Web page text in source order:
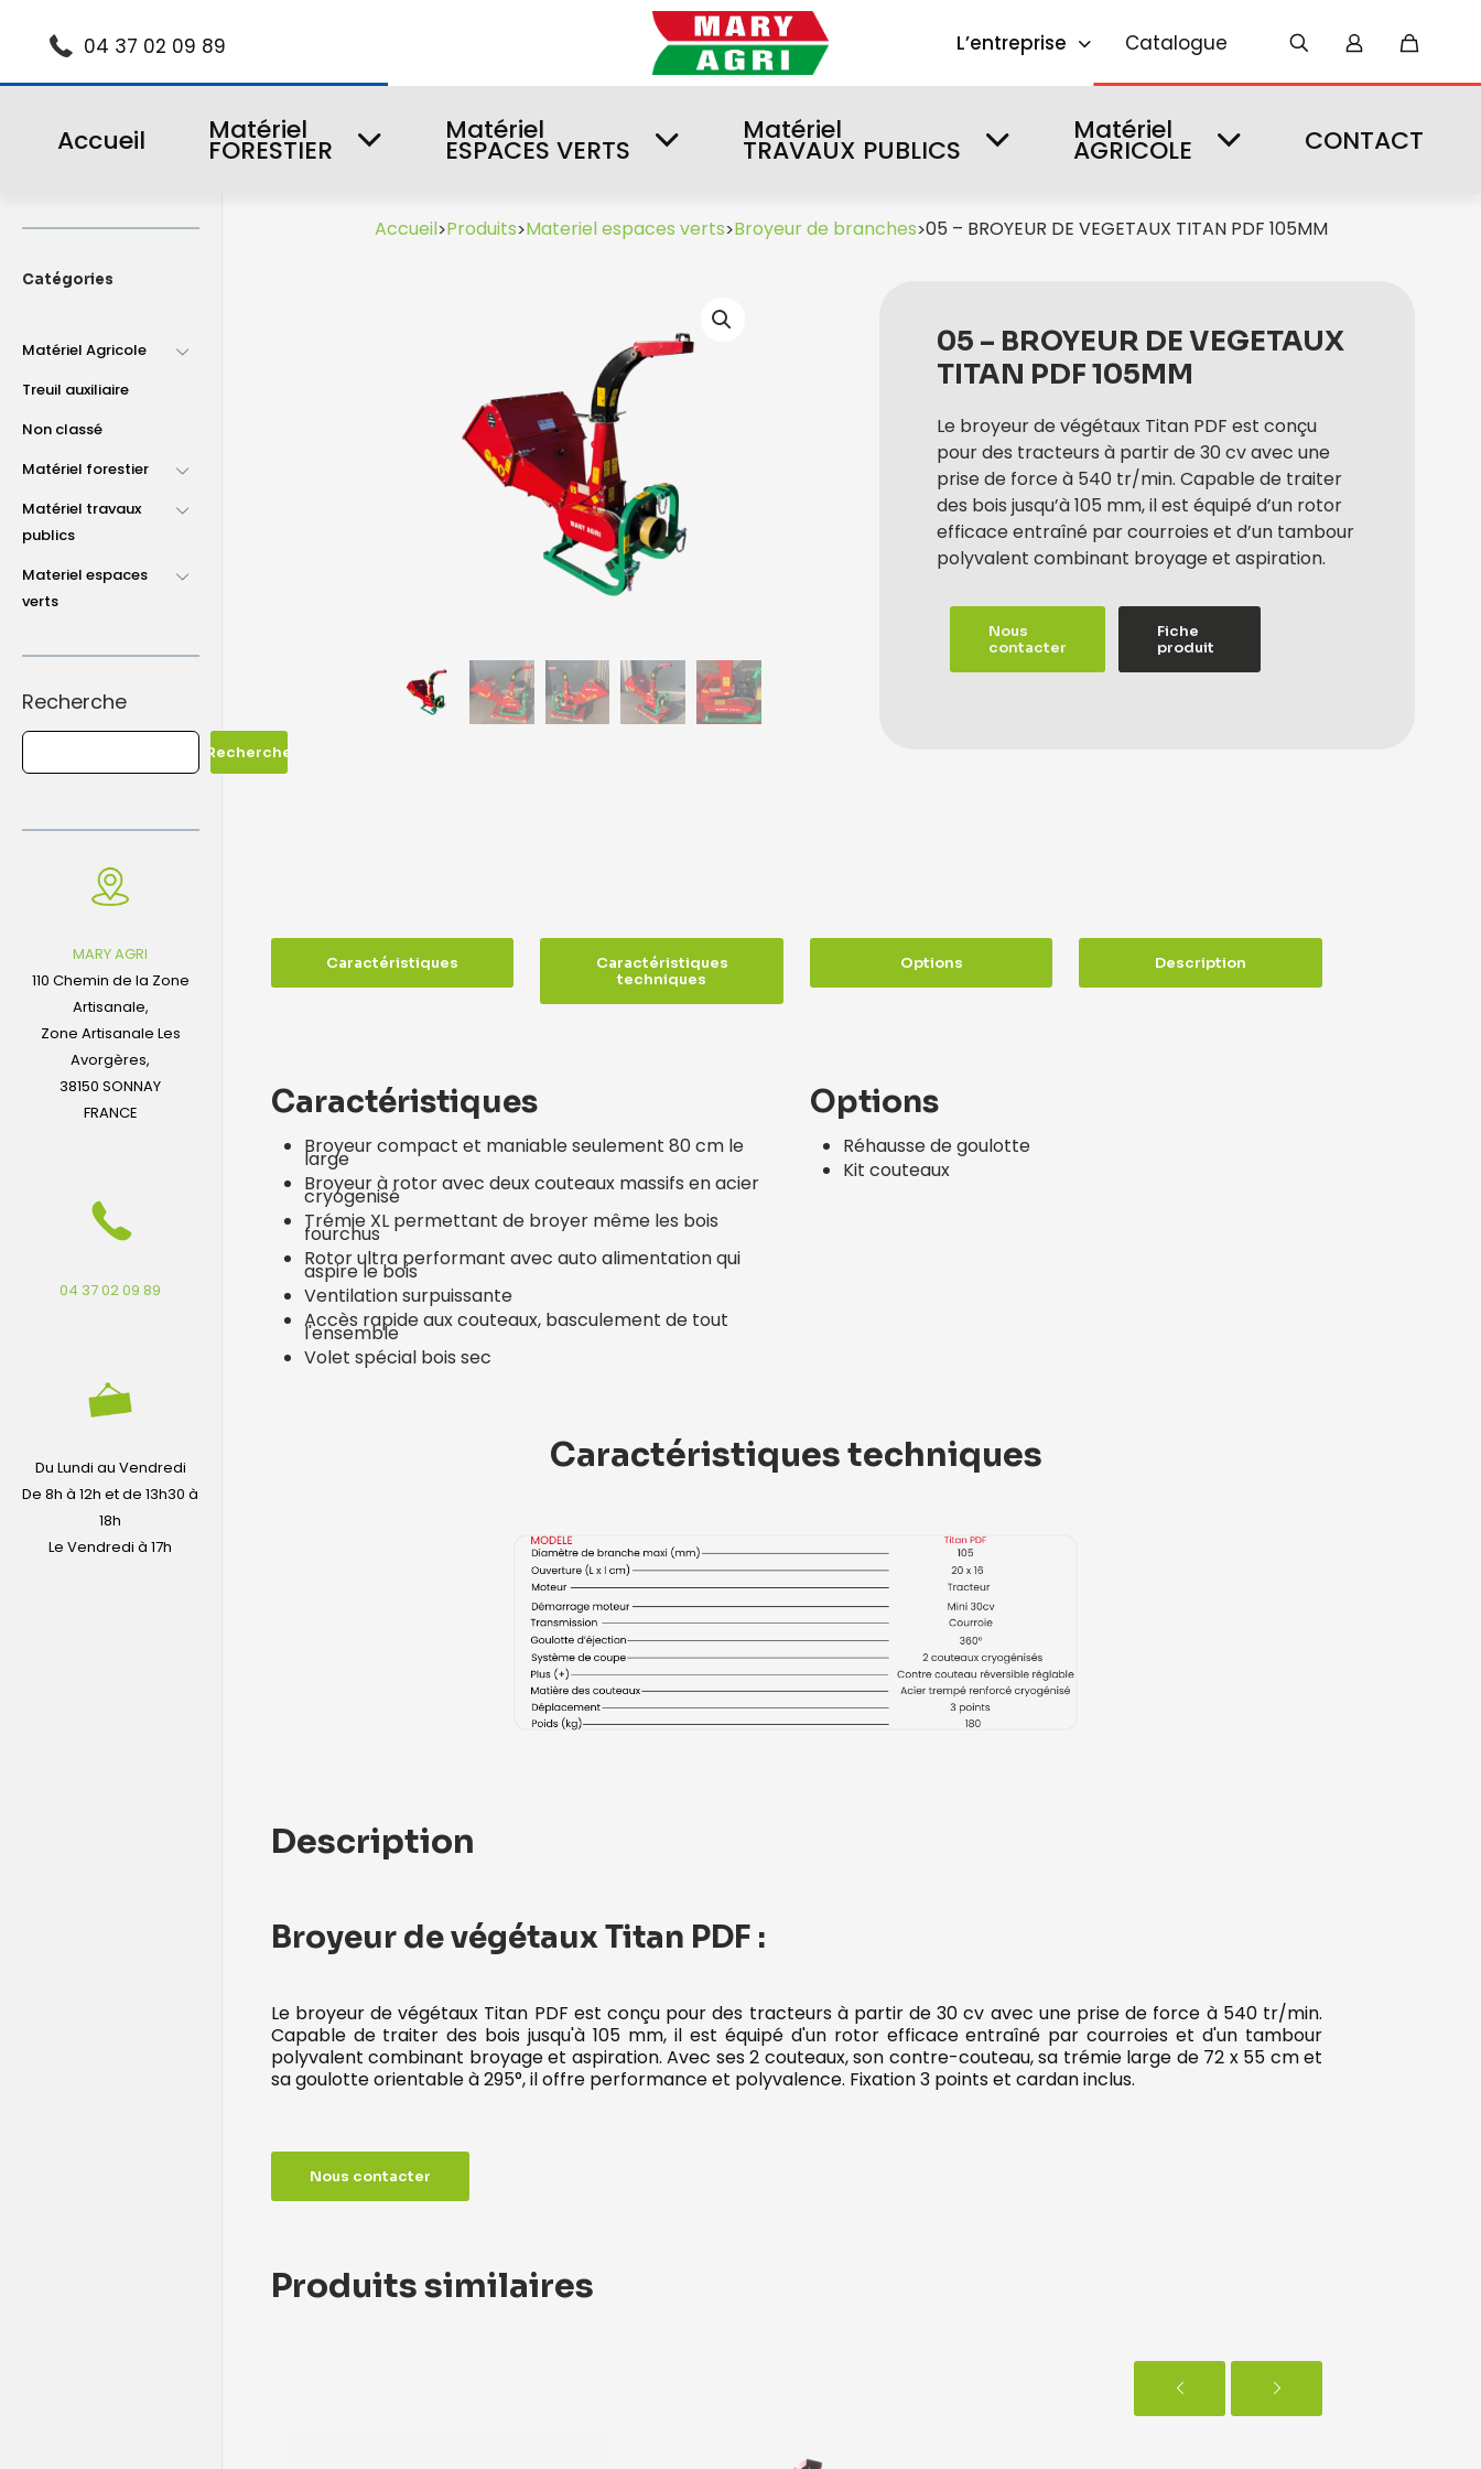
04 37 02 09 89 L’entreprise Catalogue
Accueil Matériel
FORESTIER
Matériel
ESPACES VERTS
Matériel
TRAVAUX PUBLICS
Matériel
AGRICOLE CONTACT
Accueil>Produits>Materiel espaces verts>Broyeur de branches>05 – BROYEUR DE VEGETAUX TITAN PDF 105MM
05 – BROYEUR DE VEGETAUX
TITAN PDF 105MM
Le broyeur de végétaux Titan PDF est conçu
pour des tracteurs à partir de 30 cv avec une
prise de force à 540 tr/min. Capable de traiter
des bois jusqu’à 105 mm, il est équipé d’un rotor
efficace entraîné par courroies et d’un tambour
polyvalent combinant broyage et aspiration.
Nous
contacter
Fiche
produit
Caractéristiques
Caractéristiques
techniques
Options Description
Caractéristiques
Broyeur compact et maniable seulement 80 cm le
large
Broyeur à rotor avec deux couteaux massifs en acier
cryogenisé
Trémie XL permettant de broyer même les bois
fourchus
Rotor ultra performant avec auto alimentation qui
aspire le bois
Ventilation surpuissante
Accès rapide aux couteaux, basculement de tout
l'ensemble
Volet spécial bois sec
Options
Réhausse de goulotte
Kit couteaux
Caractéristiques techniques
Description
Broyeur de végétaux Titan PDF :
Le broyeur de végétaux Titan PDF est conçu pour des tracteurs à partir de 30 cv avec une prise de force à 540 tr/min.
Capable de traiter des bois jusqu'à 105 mm, il est équipé d'un rotor efficace entraîné par courroies et d'un tambour
polyvalent combinant broyage et aspiration. Avec ses 2 couteaux, son contre-couteau, sa trémie large de 72 x 55 cm et
sa goulotte orientable à 295°, il offre performance et polyvalence. Fixation 3 points et cardan inclus.
Nous contacter
Produits similaires
Catégories
Matériel Agricole
Treuil auxiliaire
Non classé
Matériel forestier
Matériel travaux
publics
Materiel espaces
verts
Recherche
Recherche
MARY AGRI
110 Chemin de la Zone
Artisanale,
Zone Artisanale Les
Avorgères,
38150 SONNAY
FRANCE
04 37 02 09 89
Du Lundi au Vendredi
De 8h à 12h et de 13h30 à
18h
Le Vendredi à 17h